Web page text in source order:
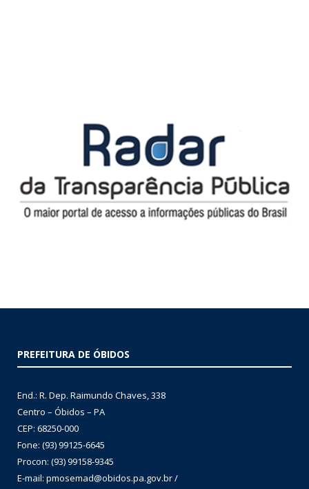
PREFEITURA DE ÓBIDOS
End.: R. Dep. Raimundo Chaves, 338
Centro – Óbidos – PA
CEP: 68250-000
Fone: (93) 99125-6645
Procon: (93) 99158-9345
E-mail: pmosemad@obidos.pa.gov.br /